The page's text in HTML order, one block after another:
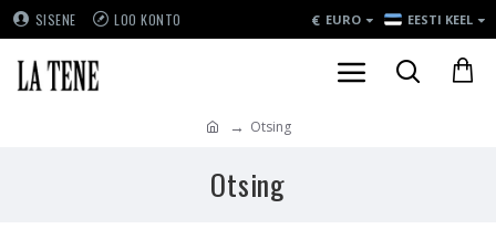
SISENE LOO KONTO € EURO EESTI KEEL
Otsing
Otsing